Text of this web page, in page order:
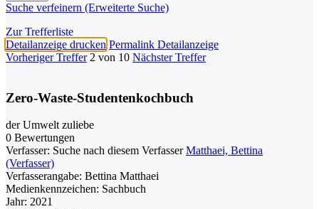
Suche verfeinern (Erweiterte Suche)
Zur Trefferliste
Detailanzeige drucken Permalink Detailanzeige
Vorheriger Treffer 2 von 10 Nächster Treffer
Zero-Waste-Studentenkochbuch
der Umwelt zuliebe
0 Bewertungen
Verfasser: Suche nach diesem Verfasser Matthaei, Bettina
(Verfasser)
Verfasserangabe: Bettina Matthaei
Medienkennzeichen: Sachbuch
Jahr: 2021